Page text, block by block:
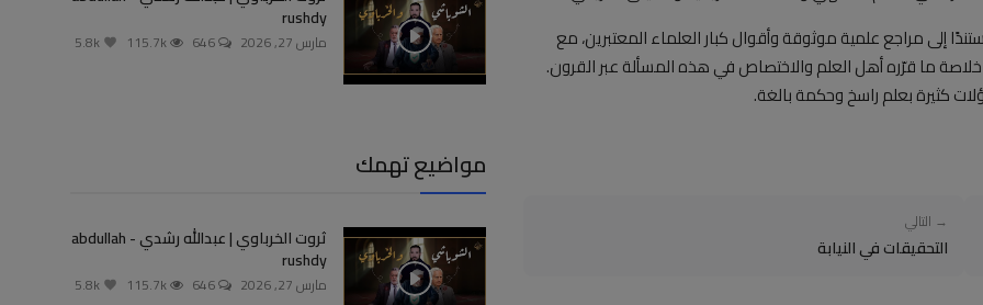
إلى مراجع علمية موثوقة وأقوال كبار العلماء المعتبرين، مع
ما قرّره أهل العلم والاختصاص في هذه المسألة عبر القرون.
كثيرة بعلم راسخ وحكمة بالغة.
→ التالي
التحقيقات في النيابة
rushdy
مارس 27, 2026 646
115.7k
مواضيع تهمك
ثروت الخرباوي | عبدالله رشدي - abdullah
rushdy
مارس 27, 2026 646
115.7k